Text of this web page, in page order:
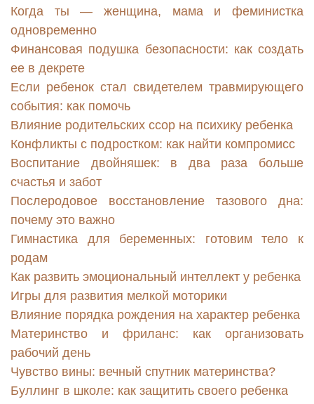
Когда ты — женщина, мама и феминистка
одновременно
Финансовая подушка безопасности: как создать
ее в декрете
Если ребенок стал свидетелем травмирующего
события: как помочь
Влияние родительских ссор на психику ребенка
Конфликты с подростком: как найти компромисс
Воспитание двойняшек: в два раза больше
счастья и забот
Послеродовое восстановление тазового дна:
почему это важно
Гимнастика для беременных: готовим тело к
родам
Как развить эмоциональный интеллект у ребенка
Игры для развития мелкой моторики
Влияние порядка рождения на характер ребенка
Материнство и фриланс: как организовать
рабочий день
Чувство вины: вечный спутник материнства?
Буллинг в школе: как защитить своего ребенка